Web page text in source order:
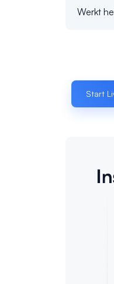
Werkt
Start